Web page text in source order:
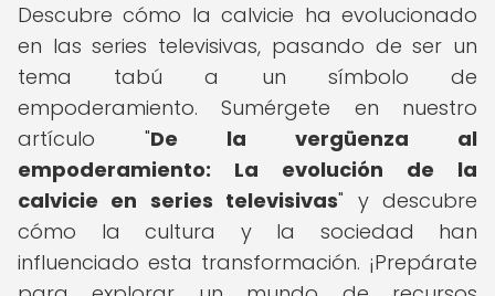
Descubre cómo la calvicie ha evolucionado
en las series televisivas, pasando de ser un
tema tabú a un símbolo de
empoderamiento. Sumérgete en nuestro
artículo "De la vergüenza al
empoderamiento: La evolución de la
calvicie en series televisivas" y descubre
cómo la cultura y la sociedad han
influenciado esta transformación. ¡Prepárate